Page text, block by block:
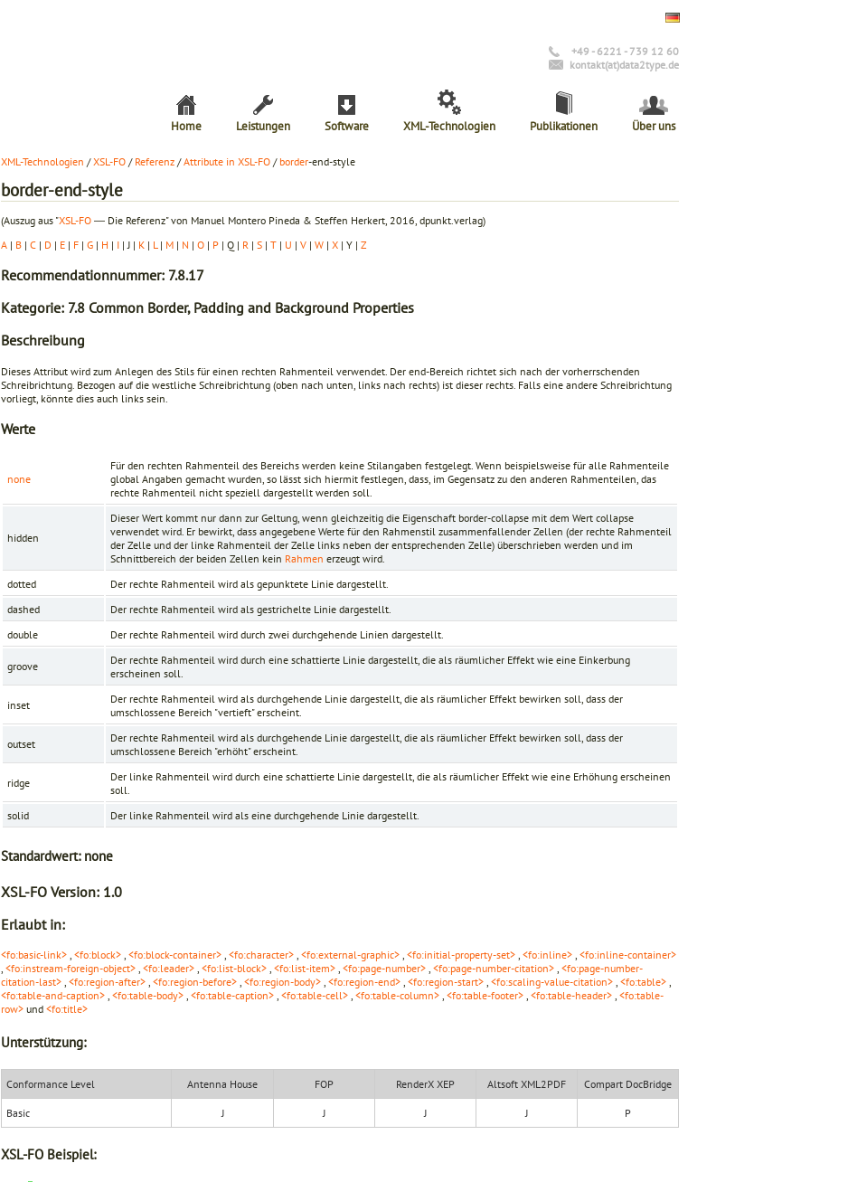
+49 - 6221 - 739 12 60
kontakt(at)data2type.de
Home Leistungen Software XML-Technologien Publikationen Über uns
XML-Technologien /XSL-FO / Referenz /Attribute in XSL-FO / border-end-style
border-end-style
(Auszug aus "XSL-FO ― Die Referenz" von Manuel Montero Pineda & Steffen Herkert, 2016, dpunkt.verlag)
A | B | C | D | E | F | G | H | I | J | K | L | M | N | O | P | Q | R | S | T | U | V | W | X | Y | Z
Recommendationnummer: 7.8.17
Kategorie: 7.8 Common Border, Padding and Background Properties
Beschreibung
Dieses Attribut wird zum Anlegen des Stils für einen rechten Rahmenteil verwendet. Der end-Bereich richtet sich nach der vorherrschenden
Schreibrichtung. Bezogen auf die westliche Schreibrichtung (oben nach unten, links nach rechts) ist dieser rechts. Falls eine andere Schreibrichtung
vorliegt, könnte dies auch links sein.
Werte
none
Für den rechten Rahmenteil des Bereichs werden keine Stilangaben festgelegt. Wenn beispielsweise für alle Rahmenteile
global Angaben gemacht wurden, so lässt sich hiermit festlegen, dass, im Gegensatz zu den anderen Rahmenteilen, das
rechte Rahmenteil nicht speziell dargestellt werden soll.
hidden
Dieser Wert kommt nur dann zur Geltung, wenn gleichzeitig die Eigenschaft border-collapse mit dem Wert collapse
verwendet wird. Er bewirkt, dass angegebene Werte für den Rahmenstil zusammenfallender Zellen (der rechte Rahmenteil
der Zelle und der linke Rahmenteil der Zelle links neben der entsprechenden Zelle) überschrieben werden und im
Schnittbereich der beiden Zellen kein Rahmen erzeugt wird.
dotted
Der rechte Rahmenteil wird als gepunktete Linie dargestellt.
dashed
Der rechte Rahmenteil wird als gestrichelte Linie dargestellt.
double
Der rechte Rahmenteil wird durch zwei durchgehende Linien dargestellt.
groove
Der rechte Rahmenteil wird durch eine schattierte Linie dargestellt, die als räumlicher Effekt wie eine Einkerbung
erscheinen soll.
inset
Der rechte Rahmenteil wird als durchgehende Linie dargestellt, die als räumlicher Effekt bewirken soll, dass der
umschlossene Bereich "vertieft" erscheint.
outset
Der rechte Rahmenteil wird als durchgehende Linie dargestellt, die als räumlicher Effekt bewirken soll, dass der
umschlossene Bereich "erhöht" erscheint.
ridge
Der linke Rahmenteil wird durch eine schattierte Linie dargestellt, die als räumlicher Effekt wie eine Erhöhung erscheinen
soll.
solid
Der linke Rahmenteil wird als eine durchgehende Linie dargestellt.
Standardwert: none
XSL-FO Version: 1.0
Erlaubt in:
<fo:basic-link> , <fo:block> , <fo:block-container> , <fo:character> , <fo:external-graphic> , <fo:initial-property-set> , <fo:inline> , <fo:inline-container>
, <fo:instream-foreign-object> , <fo:leader> , <fo:list-block> , <fo:list-item> , <fo:page-number> , <fo:page-number-citation> , <fo:page-number-
citation-last> , <fo:region-after> , <fo:region-before> , <fo:region-body> , <fo:region-end> , <fo:region-start> , <fo:scaling-value-citation> , <fo:table> ,
<fo:table-and-caption> , <fo:table-body> , <fo:table-caption> , <fo:table-cell> , <fo:table-column> , <fo:table-footer> , <fo:table-header> , <fo:table-
row> und <fo:title>
Unterstützung:
Conformance Level Antenna House FOP RenderX XEP Altsoft XML2PDF Compart DocBridge
Basic J J J J P
XSL-FO Beispiel: